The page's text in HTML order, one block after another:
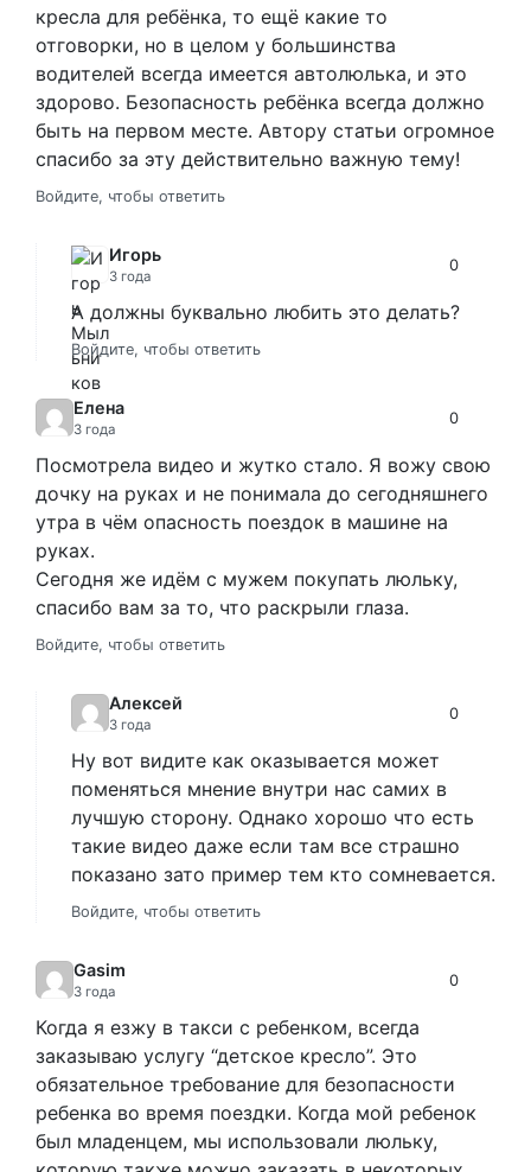
кресла для ребёнка, то ещё какие то
отговорки, но в целом у большинства
водителей всегда имеется автолюлька, и это
здорово. Безопасность ребёнка всегда должно
быть на первом месте. Автору статьи огромное
спасибо за эту действительно важную тему!
Войдите, чтобы ответить
Игорь
3 года
0
А должны буквально любить это делать?
Войдите, чтобы ответить
Елена
3 года
0
Посмотрела видео и жутко стало. Я вожу свою
дочку на руках и не понимала до сегодняшнего
утра в чём опасность поездок в машине на
руках.
Сегодня же идём с мужем покупать люльку,
спасибо вам за то, что раскрыли глаза.
Войдите, чтобы ответить
Алексей
3 года
0
Ну вот видите как оказывается может
поменяться мнение внутри нас самих в
лучшую сторону. Однако хорошо что есть
такие видео даже если там все страшно
показано зато пример тем кто сомневается.
Войдите, чтобы ответить
Gasim
3 года
0
Когда я езжу в такси с ребенком, всегда
заказываю услугу “детское кресло”. Это
обязательное требование для безопасности
ребенка во время поездки. Когда мой ребенок
был младенцем, мы использовали люльку,